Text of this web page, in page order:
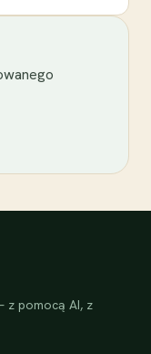
z pomocą AI, z